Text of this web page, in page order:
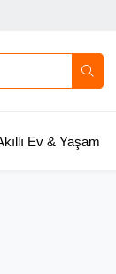
Ev & Yaşam